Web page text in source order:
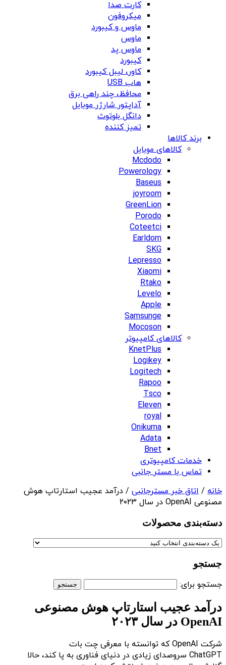
کارت صدا
میکروفون
ماوس و کیبورد
ماوس
ماوس پد
کیبورد
کاور، لیبل کیبورد
هاب USB
محافظ، چند راهی برق
آداپتور شارژر موبایل
دانگل بلوتوث
تمیز کننده
برند کالاها
کالاهای موبایل
Mcdodo
Powerology
Baseus
joyroom
GreenLion
Porodo
Coteetci
Earldom
SKG
Lepresso
Xiaomi
Rtako
Levelo
Apple
Samsunge
Mocoson
کالاهای کامپیوتر
KnetPlus
Logikey
Logitech
Rapoo
Tsco
Eleven
royal
Onikuma
Adata
Bnet
خدمات کامپیوتری
تماس با مستر جانبی
خانه / اتاق خبر مسترجانبی / درآمد عجیب استارتاپ هوش
مصنوعی OpenAI در سال ۲۰۲۳
دسته‌بندی‌ محصولات
جستجو
جستجو برای:
درآمد عجیب استارتاپ هوش مصنوعی
OpenAI در سال ۲۰۲۳
شرکت OpenAI که توانسته با معرفی چت بات
ChatGPT سروصدای زیادی در دنیای فناوری به پا کند، حالا